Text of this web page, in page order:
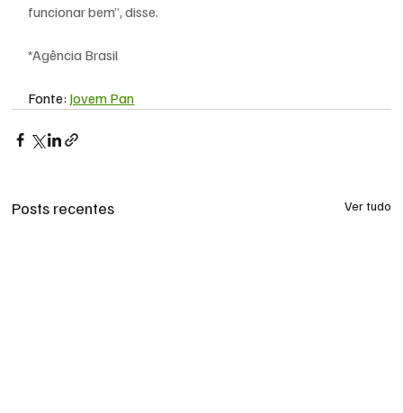
funcionar bem”, disse.
*Agência Brasil
Fonte: Jovem Pan
Posts recentes Ver tudo